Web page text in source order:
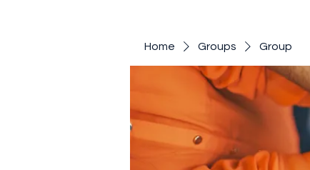
Home Groups Group